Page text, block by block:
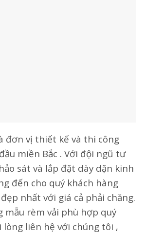
đơn vị thiết kế và thi công
miền Bắc . Với đội ngũ tư
sát và lắp đặt dày dặn kinh
đến cho quý khách hàng
nhất với giá cả phải chăng.
mẫu rèm vải phù hợp quý
lòng liên hệ với chúng tôi ,